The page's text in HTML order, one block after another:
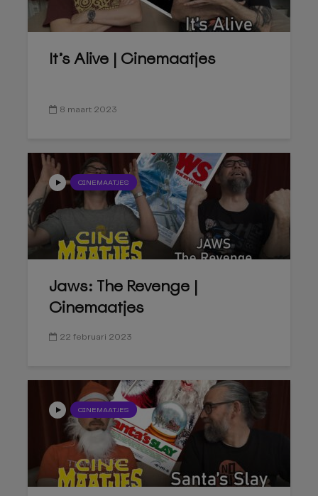
It’s Alive | Cinemaatjes
8 maart 2023
CINEMAATJES
Jaws: The Revenge |
Cinemaatjes
22 februari 2023
CINEMAATJES